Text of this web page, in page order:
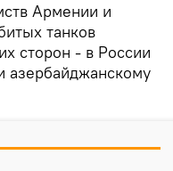
Армении и
танков
сторон - в России
азербайджанскому